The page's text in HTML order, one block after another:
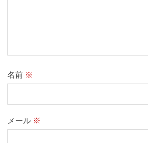
名前 ※
メール ※